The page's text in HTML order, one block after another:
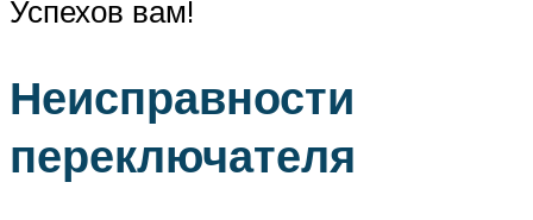
Успехов вам!
Неисправности
переключателя